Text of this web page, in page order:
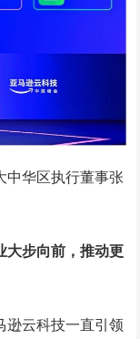
中华区执行董事张
大步向前，推动更
逊云科技一直引领